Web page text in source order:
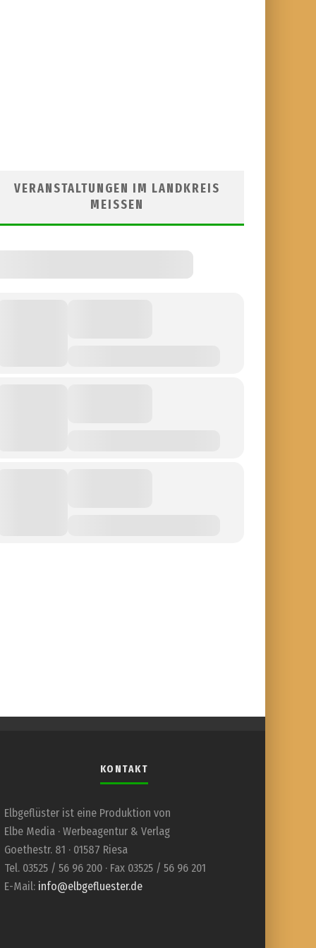
VERANSTALTUNGEN IM LANDKREIS
MEISSEN
KONTAKT
Elbgeflüster ist eine Produktion von
Elbe Media · Werbeagentur & Verlag
Goethestr. 81 · 01587 Riesa
Tel. 03525 / 56 96 200 · Fax 03525 / 56 96 201
E-Mail: info@elbgefluester.de